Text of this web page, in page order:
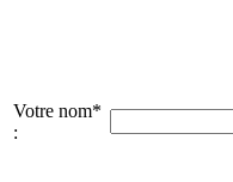
Votre nom*
: